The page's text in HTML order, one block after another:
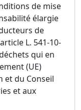
de mise
élargie
de
L. 541-10-
qui en
(UE)
et du Conseil
et aux